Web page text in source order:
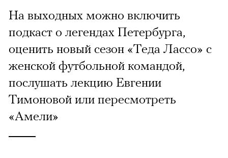
На выходных можно включить
подкаст о легендах Петербурга,
оценить новый сезон «Теда Лассо» с
женской футбольной командой,
послушать лекцию Евгении
Тимоновой или пересмотреть
«Амели»